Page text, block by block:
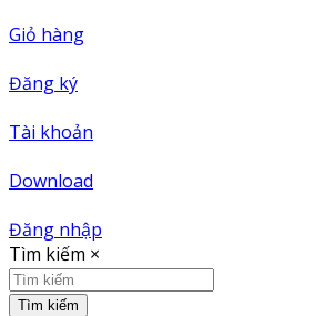
Giỏ hàng
Đăng ký
Tài khoản
Download
Đăng nhập
Tìm kiếm ×
Tìm kiếm